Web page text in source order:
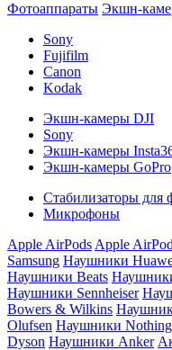
Фотоаппараты Экшн-
Sony
Fujifilm
Canon
Kodak
Экшн-камеры DJI
Sony
Экшн-камеры
Экшн-камеры GoPro
Стабилизаторы для
Микрофоны
Apple AirPods Apple
Samsung Наушники
Наушники Beats
Наушники Sennheiser
Bowers & Wilkins
Olufsen Наушники Nothing
Dyson Наушники Anker